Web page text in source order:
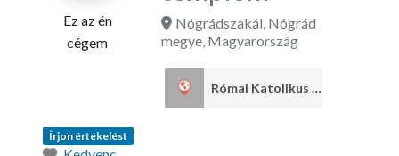
Ez az én
cégem
Nógrádszakál, Nógrád
megye, Magyarország
Római Katolikus egyház
Írjon értékelést